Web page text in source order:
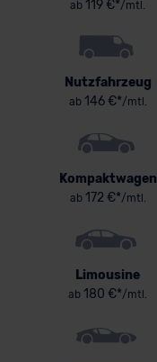
ab 119 €*/mtl.
Nutzfahrzeug
ab146 €*/mtl.
Kompaktwagen
ab172 €*/mtl.
Limousine
ab 180 €*/mtl.